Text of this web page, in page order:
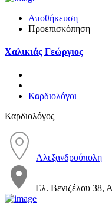
Αποθήκευση
Προεπισκόπηση
Χαλικιάς Γεώργιος
Καρδιολόγοι
Καρδιολόγος
Αλεξανδρούπολη
Ελ. Βενιζέλου 38,